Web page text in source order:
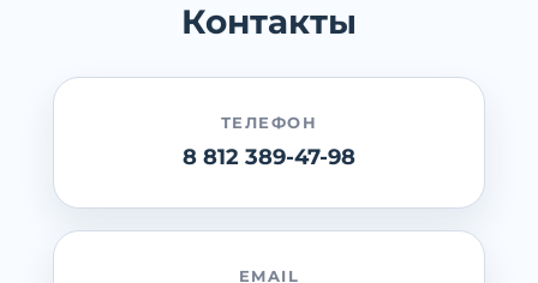
Контакты
ТЕЛЕФОН
8 812 389-47-98
EMAIL